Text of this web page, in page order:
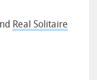
Real Solitaire